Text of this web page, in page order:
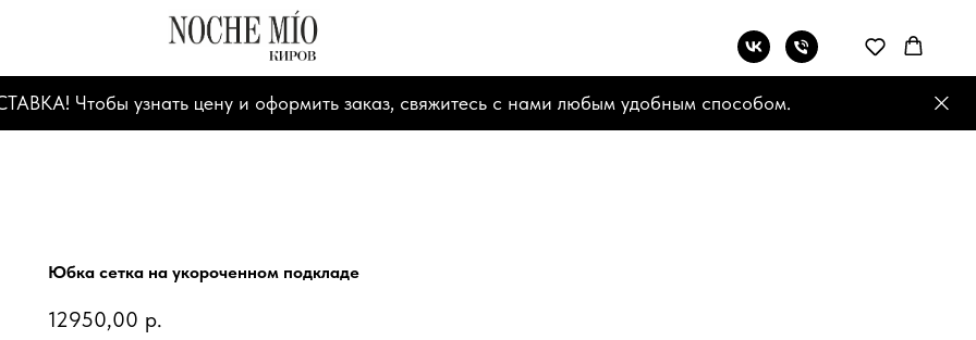
Чтобы узнать цену и оформить заказ, свяжитесь с нами любым удобным способом.
Юбка сетка на укороченном подкладе
12950,00 р.